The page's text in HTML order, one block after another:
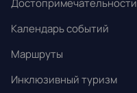
Календарь событий
Маршруты
Инклюзивный туризм